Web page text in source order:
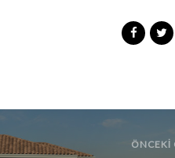
ÖNCEKI